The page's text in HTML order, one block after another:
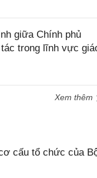
giữa Chính phủ
trong lĩnh vực
Xem thêm
cấu tổ chức của